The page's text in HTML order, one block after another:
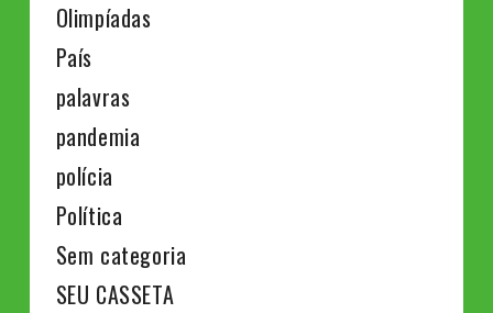
Olimpíadas
País
palavras
pandemia
polícia
Política
Sem categoria
SEU CASSETA